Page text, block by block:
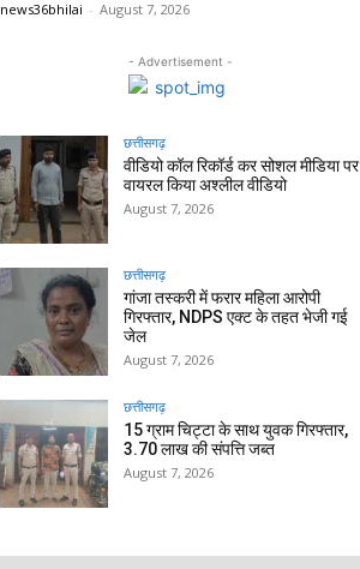
news36bhilai - August 7, 2026
- Advertisement -
छत्तीसगढ़
वीडियो कॉल रिकॉर्ड कर सोशल मीडिया पर
वायरल किया अश्लील वीडियो
August 7, 2026
छत्तीसगढ़
गांजा तस्करी में फरार महिला आरोपी
गिरफ्तार, NDPS एक्ट के तहत भेजी गई
जेल
August 7, 2026
छत्तीसगढ़
15 ग्राम चिट्टा के साथ युवक गिरफ्तार,
3.70 लाख की संपत्ति जब्त
August 7, 2026